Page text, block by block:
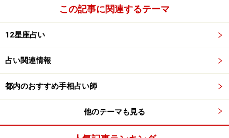
社交性と柔軟性が高まって、変化の波に上手に対応でき
るでしょう。
身近な人と足並みをそろえることで、ピンチもチャンス
に変えられるはず。ムードメーカーとして場を盛り上
げ、いい波に乗りましょう。
交渉や希望は前面に出るよりも水面下での暗躍がスマー
この記事に関連するテーマ
12星座占い
占い関連情報
都内のおすすめ手相占い師
他のテーマも見る